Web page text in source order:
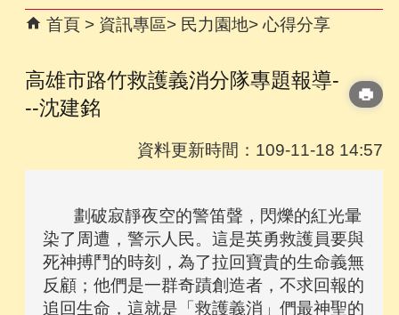
首頁 資訊專區 民力園地 心得分享
高雄市路竹救護義消分隊專題報導-
--沈建銘
資料更新時間：109-11-18 14:57
劃破寂靜夜空的警笛聲，閃爍的紅光暈
染了周遭，警示人民。這是英勇救護員要與
死神搏鬥的時刻，為了拉回寶貴的生命義無
反顧；他們是一群奇蹟創造者，不求回報的
追回生命，這就是「救護義消」們最神聖的